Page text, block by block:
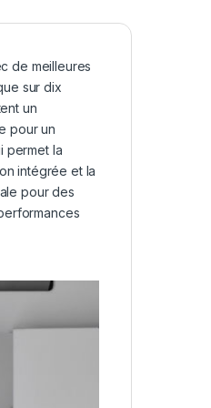
de meilleures
sur dix
un
pour un
permet la
intégrée et la
pour des